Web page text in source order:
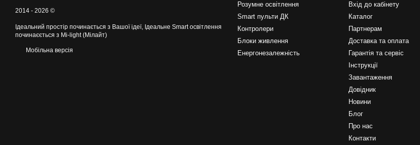
2014 - 2026 ©
Ідеальний простір починається з Вашої ідеї, Ідеальне Smart освітлення
починаєється з Mi-light (Мілайт)
Мобільна версія
Розумне освітлення
Smart пульти ДК
Контролери
Блоки живлення
Енергонезалежність
Вхід до кабінету
Каталог
Партнерам
Доставка та оплата
Гарантія та сервіс
Інструкції
Завантаження
Довідник
Новини
Блог
Про нас
Контакти